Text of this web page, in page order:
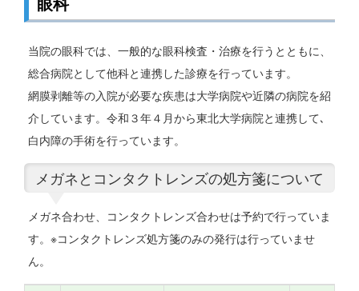
当院の眼科では、一般的な眼科検査・治療を行うとともに、
総合病院として他科と連携した診療を行っています。
網膜剥離等の入院が必要な疾患は大学病院や近隣の病院を紹
介しています。令和３年４月から東北大学病院と連携して､
白内障の手術を行っています。
メガネとコンタクトレンズの処方箋について
メガネ合わせ、コンタクトレンズ合わせは予約で行っていま
す。※コンタクトレンズ処方箋のみの発行は行っていませ
ん。